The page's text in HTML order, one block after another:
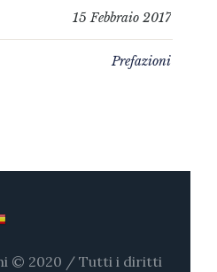
15 Febbraio 2017
Prefazioni
© 2020 / Tutti i diritti